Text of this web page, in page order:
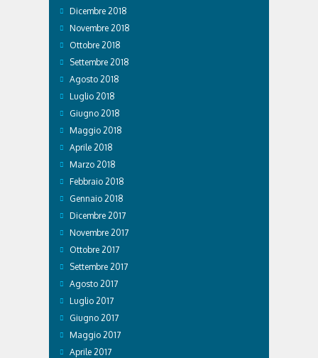
Dicembre 2018
Novembre 2018
Ottobre 2018
Settembre 2018
Agosto 2018
Luglio 2018
Giugno 2018
Maggio 2018
Aprile 2018
Marzo 2018
Febbraio 2018
Gennaio 2018
Dicembre 2017
Novembre 2017
Ottobre 2017
Settembre 2017
Agosto 2017
Luglio 2017
Giugno 2017
Maggio 2017
Aprile 2017